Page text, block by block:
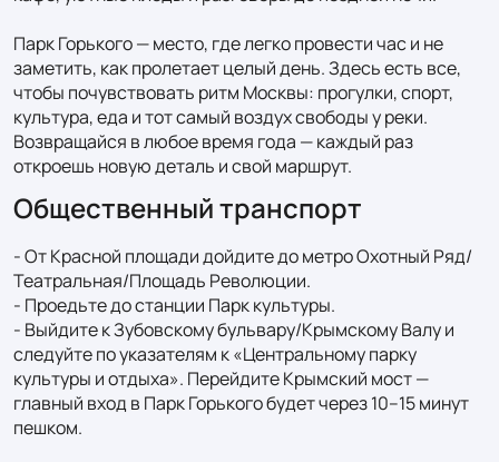
Парк Горького — место, где легко провести час и не
заметить, как пролетает целый день. Здесь есть все,
чтобы почувствовать ритм Москвы: прогулки, спорт,
культура, еда и тот самый воздух свободы у реки.
Возвращайся в любое время года — каждый раз
откроешь новую деталь и свой маршрут.
Общественный транспорт
- От Красной площади дойдите до метро Охотный Ряд/
Театральная/Площадь Революции.
- Проедьте до станции Парк культуры.
- Выйдите к Зубовскому бульвару/Крымскому Валу и
следуйте по указателям к «Центральному парку
культуры и отдыха». Перейдите Крымский мост —
главный вход в Парк Горького будет через 10–15 минут
пешком.